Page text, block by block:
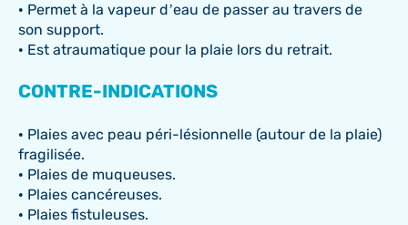
• Permet à la vapeur d’eau de passer au travers de
son support.
• Est atraumatique pour la plaie lors du retrait.
CONTRE-INDICATIONS
• Plaies avec peau péri-lésionnelle (autour de la plaie)
fragilisée.
• Plaies de muqueuses.
• Plaies cancéreuses.
• Plaies fistuleuses.